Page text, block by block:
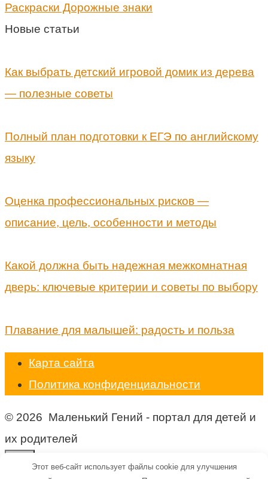
Раскраски Дорожные знаки
Новые статьи
Как выбрать детский игровой домик из дерева
— полезные советы
Полный план подготовки к ЕГЭ по английскому
языку
Оценка профессиональных рисков —
описание, цель, особенности и методы
Какой должна быть надежная межкомнатная
дверь: ключевые критерии и советы по выбору
Плавание для малышей: радость и польза
Карта сайта
Политика конфиденциальности
© 2026 Маленький Гений - портал для детей и
их родителей
Этот веб-сайт использует файлы cookie для улучшения